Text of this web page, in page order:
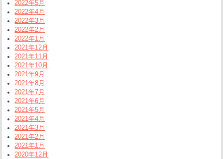
2022年5月
2022年4月
2022年3月
2022年2月
2022年1月
2021年12月
2021年11月
2021年10月
2021年9月
2021年8月
2021年7月
2021年6月
2021年5月
2021年4月
2021年3月
2021年2月
2021年1月
2020年12月